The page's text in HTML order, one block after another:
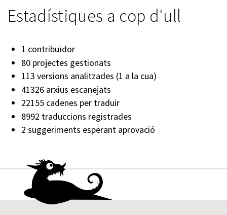
Estadístiques a cop d'ull
1 contribuïdor
80 projectes gestionats
113 versions analitzades (1 a la cua)
41326 arxius escanejats
22155 cadenes per traduir
8992 traduccions registrades
2 suggeriments esperant aprovació